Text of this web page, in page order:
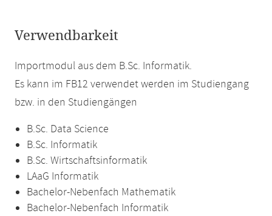
Verwendbarkeit
Importmodul aus dem B.Sc. Informatik.
Es kann im FB12 verwendet werden im Studiengang
bzw. in den Studiengängen
B.Sc. Data Science
B.Sc. Informatik
B.Sc. Wirtschaftsinformatik
LAaG Informatik
Bachelor-Nebenfach Mathematik
Bachelor-Nebenfach Informatik